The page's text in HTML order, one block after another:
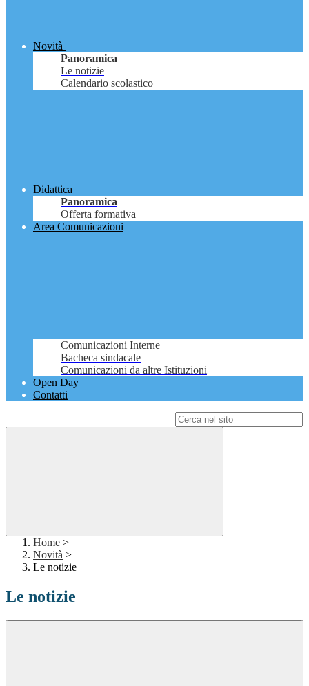
Novità
Panoramica
Le notizie
Calendario scolastico
Didattica
Panoramica
Offerta formativa
Area Comunicazioni
Comunicazioni Interne
Bacheca sindacale
Comunicazioni da altre Istituzioni
Open Day
Contatti
Home >
Novità >
Le notizie
Le notizie